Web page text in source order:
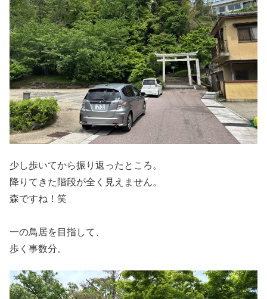
少し歩いてから振り返ったところ。
降りてきた階段が全く見えません。
森ですね！笑
一の鳥居を目指して、
歩く事数分。